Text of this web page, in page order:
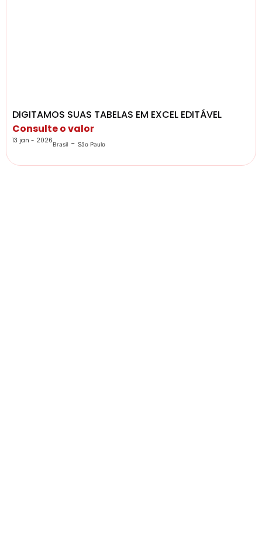
DIGITAMOS SUAS TABELAS EM EXCEL EDITÁVEL
Consulte o valor
13 jan - 2026Brasil - São Paulo